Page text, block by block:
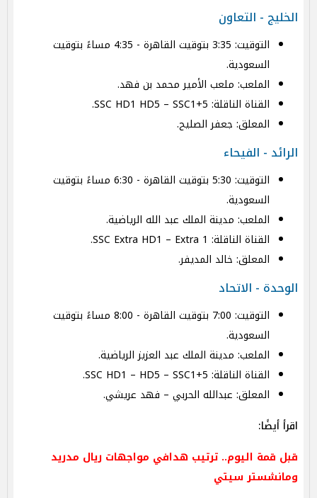
الخليج - التعاون
التوقيت: 3:35 بتوقيت القاهرة - 4:35 مساءً بتوقيت
السعودية.
الملعب: ملعب الأمير محمد بن فهد.
القناة الناقلة: SSC HD1 HD5 – SSC1+5.
المعلق: جعفر الصليح.
الرائد - الفيحاء
التوقيت: 5:30 بتوقيت القاهرة - 6:30 مساءً بتوقيت
السعودية.
الملعب: مدينة الملك عبد الله الرياضية.
القناة الناقلة: SSC Extra HD1 – Extra 1.
المعلق: خالد المديفر.
الوحدة - الاتحاد
التوقيت: 7:00 بتوقيت القاهرة - 8:00 مساءً بتوقيت
السعودية.
الملعب: مدينة الملك عبد العزيز الرياضية.
القناة الناقلة: SSC HD1 – HD5 – SSC1+5.
المعلق: عبدالله الحربي – فهد عريشي.
اقرأ أيضًا:
قبل قمة اليوم.. ترتيب هدافي مواجهات ريال مدريد
ومانشستر سيتي